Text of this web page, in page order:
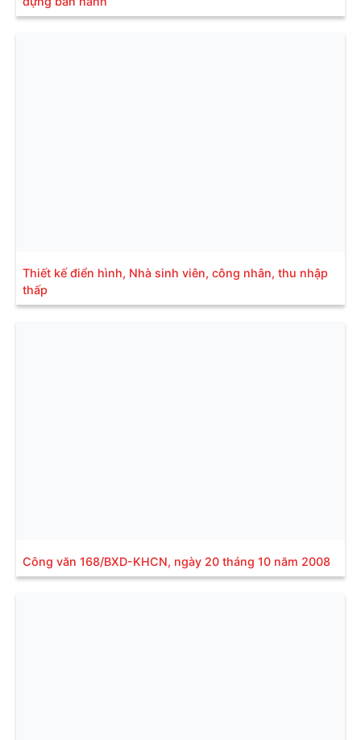
Thiết kế điển hình, Nhà sinh viên, công nhân, thu nhập
thấp
Công văn 168/BXD-KHCN, ngày 20 tháng 10 năm 2008